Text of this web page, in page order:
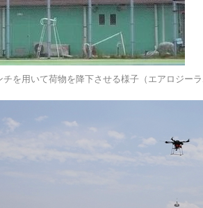
チを用いて荷物を降下させる様子（エアロジー